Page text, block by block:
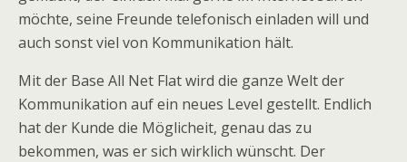
möchte, seine Freunde telefonisch einladen will und
auch sonst viel von Kommunikation hält.
Mit der Base All Net Flat wird die ganze Welt der
Kommunikation auf ein neues Level gestellt. Endlich
hat der Kunde die Möglicheit, genau das zu
bekommen, was er sich wirklich wünscht. Der